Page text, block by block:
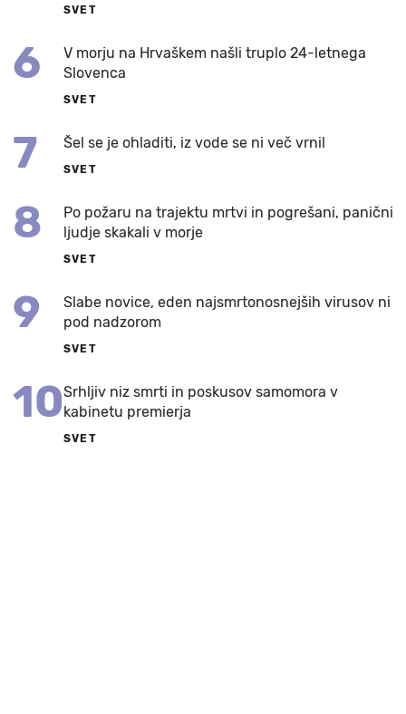
SVET
6
V morju na Hrvaškem našli truplo 24-letnega
Slovenca
SVET
7 Šel se je ohladiti, iz vode se ni več vrnil
SVET
8
Po požaru na trajektu mrtvi in pogrešani, panični
ljudje skakali v morje
SVET
9
Slabe novice, eden najsmrtonosnejših virusov ni
pod nadzorom
SVET
10Srhljiv niz smrti in poskusov samomora v
kabinetu premierja
SVET